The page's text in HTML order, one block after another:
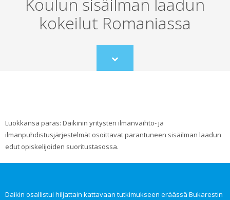
Koulun sisäilman laadun
kokeilut Romaniassa
Scroll
to
Luokkansa paras: Daikinin yritysten ilmanvaihto- ja
ilmanpuhdistusjärjestelmät osoittavat parantuneen sisäilman laadun
edut opiskelijoiden suoritustasossa.
Daikin osallistui hiljattain kattavaan tutkimukseen eräässä Bukarestin